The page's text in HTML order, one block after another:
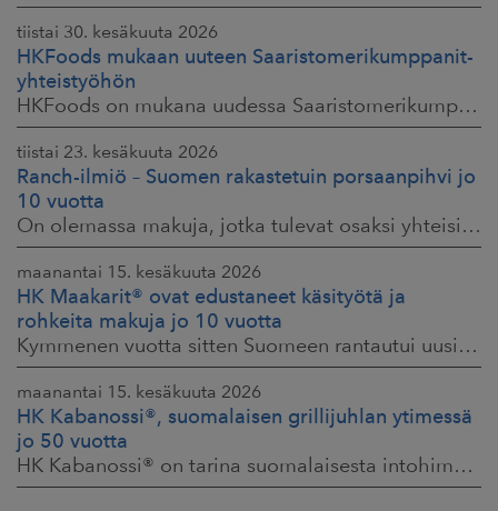
tiistai 30. kesäkuuta 2026
HKFoods mukaan uuteen Saaristomerikumppanit-
yhteistyöhön
HKFoods on mukana uudessa Saaristomerikumppanit-hankkeessa, joka kokoaa yhteen elintarviketeollisuuden, kaupan, maataloustuottajat ja asiantuntijat. Tavoitteena
tiistai 23. kesäkuuta 2026
Ranch-ilmiö – Suomen rakastetuin porsaanpihvi jo
10 vuotta
On olemassa makuja, jotka tulevat osaksi yhteisiä ruokahetkiä ja -muistoja. HK® Viljaporsaan fileepihvi Ranch on juuri sellainen. Klassikko, joka on hallinnut
maanantai 15. kesäkuuta 2026
HK Maakarit® ovat edustaneet käsityötä ja
rohkeita makuja jo 10 vuotta
Kymmenen vuotta sitten Suomeen rantautui uusi ilmiö: artesaanihenkisyys. Pienpanimoiden ja käsityöläistuotteiden nostaessa päätään HKFoodsilla tunnistettiin,
maanantai 15. kesäkuuta 2026
HK Kabanossi®, suomalaisen grillijuhlan ytimessä
jo 50 vuotta
HK Kabanossi® on tarina suomalaisesta intohimosta, innovaatiosta ja yhteisistä hetkistä grillin äärellä. Se on legenda, joka ei alkanut suurista strategioista,